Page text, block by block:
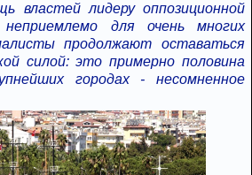
властей лидеру оппозиционной
для очень многих
продолжают оставаться
силой: это примерно половина
городах - несомненное